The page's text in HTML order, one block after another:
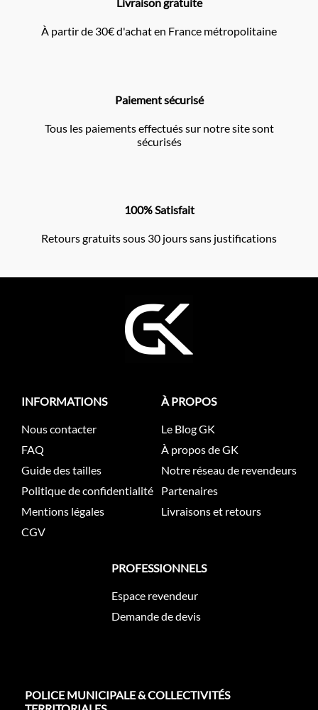
À partir de 30€ d'achat en France métropolitaine
Paiement sécurisé
Tous les paiements effectués sur notre site sont
sécurisés
100% Satisfait
Retours gratuits sous 30 jours sans justifications
INFORMATIONS
Nous contacter
FAQ
Guide des tailles
Politique de confidentialité
Mentions légales
CGV
À PROPOS
Le Blog GK
À propos de GK
Notre réseau de revendeurs
Partenaires
Livraisons et retours
PROFESSIONNELS
Espace revendeur
Demande de devis
POLICE MUNICIPALE & COLLECTIVITÉS